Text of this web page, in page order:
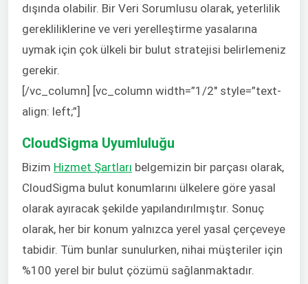
dışında olabilir. Bir Veri Sorumlusu olarak, yeterlilik
gerekliliklerine ve veri yerelleştirme yasalarına
uymak için çok ülkeli bir bulut stratejisi belirlemeniz
gerekir.
[/vc_column] [vc_column width=”1/2″ style=”text-
align: left;”]
CloudSigma Uyumluluğu
Bizim Hizmet Şartları belgemizin bir parçası olarak,
CloudSigma bulut konumlarını ülkelere göre yasal
olarak ayıracak şekilde yapılandırılmıştır. Sonuç
olarak, her bir konum yalnızca yerel yasal çerçeveye
tabidir. Tüm bunlar sunulurken, nihai müşteriler için
%100 yerel bir bulut çözümü sağlanmaktadır.